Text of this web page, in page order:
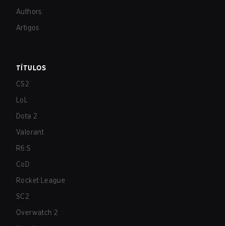
Authors
Artigos
TÍTULOS
CS2
LoL
Dota 2
Valorant
R6:S
CoD
Rocket League
SC2
Overwatch 2